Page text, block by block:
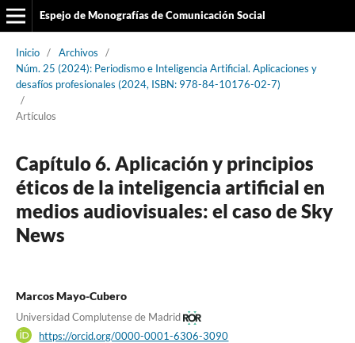
Espejo de Monografías de Comunicación Social
Inicio / Archivos
/
Núm. 25 (2024): Periodismo e Inteligencia Artificial. Aplicaciones y
desafíos profesionales (2024, ISBN: 978-84-10176-02-7)
/
Artículos
Capítulo 6. Aplicación y principios
éticos de la inteligencia artificial en
medios audiovisuales: el caso de Sky
News
Marcos Mayo-Cubero
Universidad Complutense de Madrid
https://orcid.org/0000-0001-6306-3090